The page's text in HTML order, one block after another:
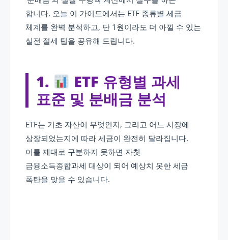
합니다. 오늘 이 가이드에서는 ETF 종류별 세금
체계를 완벽 분석하고, 단 1원이라도 더 아낄 수 있는
실전 절세 팁을 공유해 드립니다.
1.
ETF 유형별 과세
표준 및 분배금 분석
ETF는 기초 자산이 무엇인지, 그리고 어느 시장에
상장되었는지에 따라 세금이 완전히 달라집니다.
이를 제대로 구분하지 못하면 자칫
금융소득종합과세 대상이 되어 예상치 못한 세금
폭탄을 맞을 수 있습니다.